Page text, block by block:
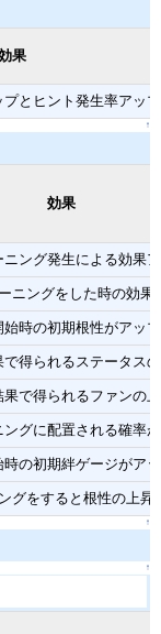
果
とヒント発生率アップ
↑
効果
ニング発生による効果
ニングをした時の効果
時の初期根性がアップ
で得られるステータス
果で得られるファンの
ングに配置される確率
時の初期絆ゲージがア
グをすると根性の上昇
↑
↑